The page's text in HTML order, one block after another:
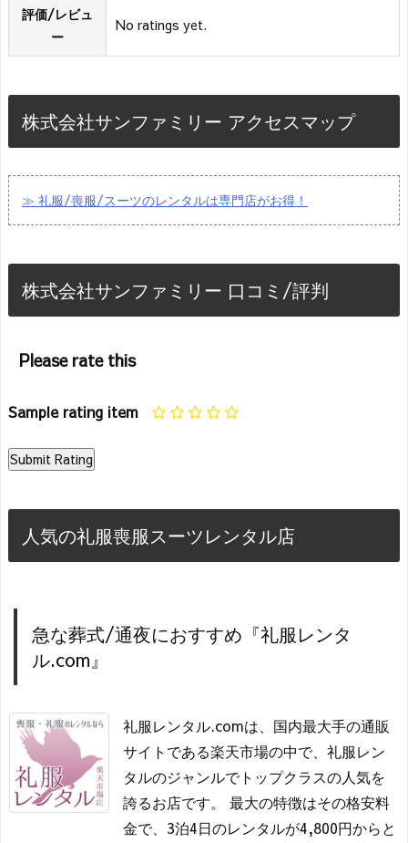
評価/レビュ
ー
No ratings yet.
株式会社サンファミリー アクセスマップ
≫ 礼服/喪服/スーツのレンタルは専門店がお得！
株式会社サンファミリー 口コミ/評判
Please rate this
Sample rating item
人気の礼服喪服スーツレンタル店
急な葬式/通夜におすすめ『礼服レンタ
ル.com』
礼服レンタル.comは、国内最大手の通販
サイトである楽天市場の中で、礼服レン
タルのジャンルでトップクラスの人気を
誇るお店です。 最大の特徴はその格安料
金で、3泊4日のレンタルが4,800円からと